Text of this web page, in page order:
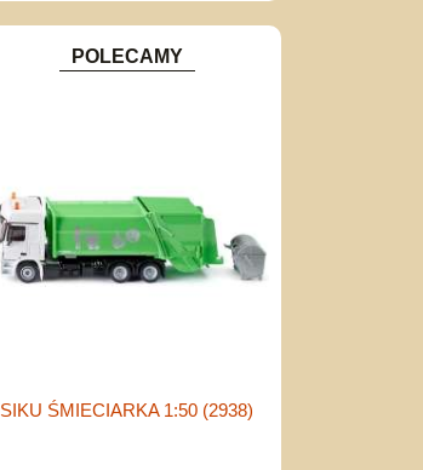
POLECAMY
SIKU ŚMIECIARKA 1:50 (2938)